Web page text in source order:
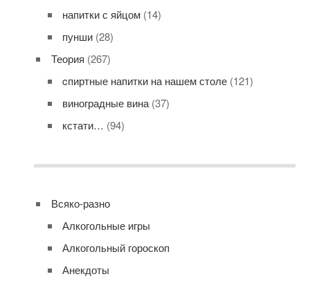
напитки с яйцом (14)
пунши (28)
Теория (267)
cпиртные напитки на нашем столе (121)
виноградные вина (37)
кстати… (94)
Всяко-разно
Алкогольные игры
Алкогольный гороскоп
Анекдоты